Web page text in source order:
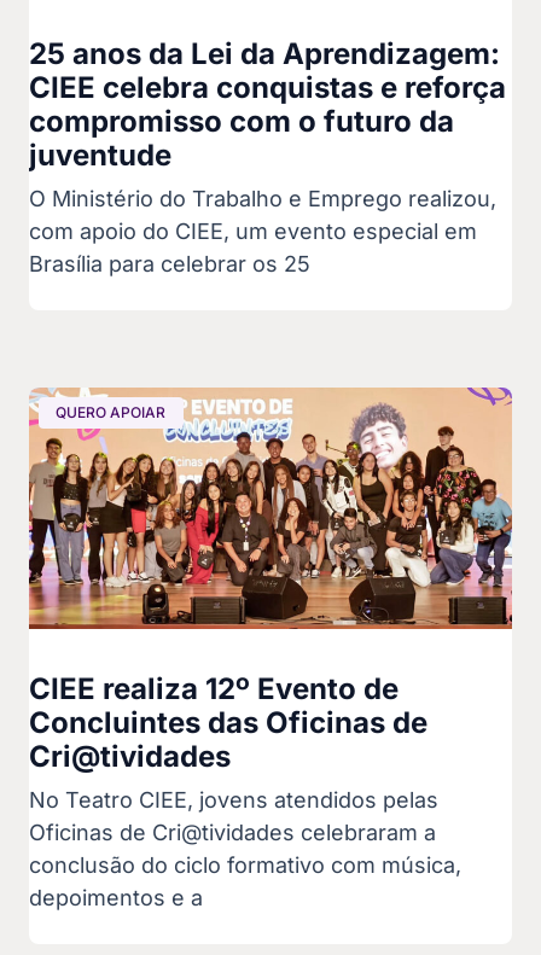
25 anos da Lei da Aprendizagem:
CIEE celebra conquistas e reforça
compromisso com o futuro da
juventude
O Ministério do Trabalho e Emprego realizou,
com apoio do CIEE, um evento especial em
Brasília para celebrar os 25
QUERO APOIAR
CIEE realiza 12º Evento de
Concluintes das Oficinas de
Cri@tividades
No Teatro CIEE, jovens atendidos pelas
Oficinas de Cri@tividades celebraram a
conclusão do ciclo formativo com música,
depoimentos e a